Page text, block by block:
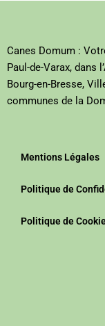
Canes Domum :
Paul-de-Varax, dans
Bourg-en-Bresse,
communes de la
Mentions Légales
Politique de
Politique de